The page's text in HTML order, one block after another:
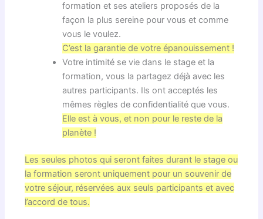
formation et ses ateliers proposés de la
façon la plus sereine pour vous et comme
vous le voulez.
C’est la garantie de votre épanouissement !
Votre intimité se vie dans le stage et la
formation, vous la partagez déjà avec les
autres participants. Ils ont acceptés les
mêmes règles de confidentialité que vous.
Elle est à vous, et non pour le reste de la
planète !
Les seules photos qui seront faites durant le stage ou
la formation seront uniquement pour un souvenir de
votre séjour, réservées aux seuls participants et avec
l’accord de tous.